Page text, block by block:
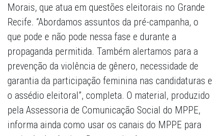
Morais, que atua em questões eleitorais no Grande
Recife. “Abordamos assuntos da pré-campanha, o
que pode e não pode nessa fase e durante a
propaganda permitida. Também alertamos para a
prevenção da violência de gênero, necessidade de
garantia da participação feminina nas candidaturas e
o assédio eleitoral”, completa. O material, produzido
pela Assessoria de Comunicação Social do MPPE,
informa ainda como usar os canais do MPPE para